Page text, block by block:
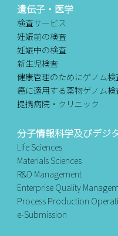
遺伝子・医学
検査サービス
妊娠前の検査
妊娠中の検査
新生児検査
健康管理のためにゲノム検
癌に適用する薬物ゲノム検
提携病院・クリニック
分子情報科学及びデジ
Life Sciences
Materials Sciences
R&D Management
Enterprise Quality
Process Production
e-Submission